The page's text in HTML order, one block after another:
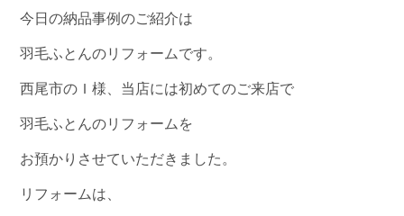
今日の納品事例のご紹介は
羽毛ふとんのリフォームです。
西尾市のＩ様、当店には初めてのご来店で
羽毛ふとんのリフォームを
お預かりさせていただきました。
リフォームは、